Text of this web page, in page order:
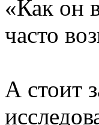
«Как он
часто
А стоит